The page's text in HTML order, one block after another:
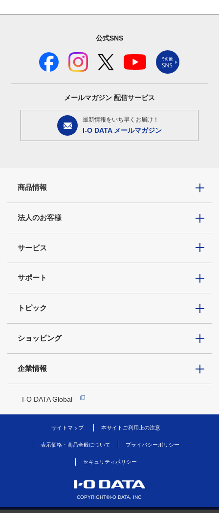
公式SNS
メールマガジン 配信サービス
最新情報をいち早くお届け！
I-O DATA メールマガジン
商品情報
法人のお客様
サービス
サポート
トピック
ショッピング
企業情報
I-O DATA Global
サイトマップ 本サイトご利用上の注意
表示価格・商品全般について プライバシーポリシー
セキュリティポリシー
COPYRIGHT©I-O DATA, INC.